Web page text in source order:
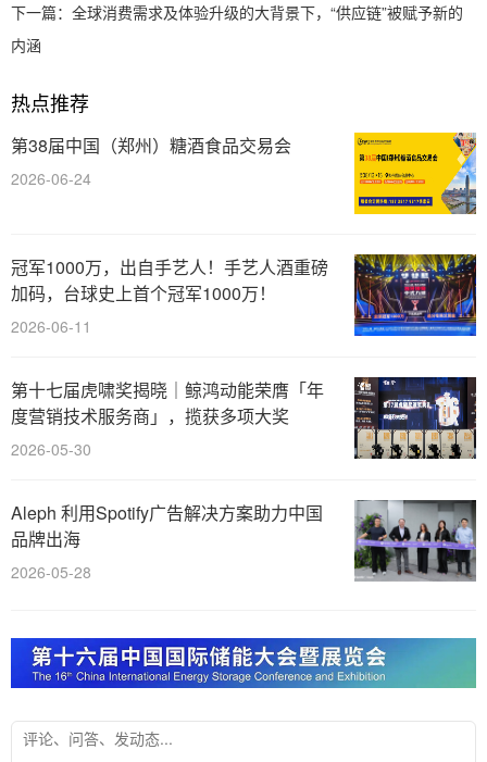
下一篇： 全球消费需求及体验升级的大背景下，“供应链”被赋予新的
内涵
热点推荐
第38届中国（郑州）糖酒食品交易会
2026-06-24
冠军1000万，出自手艺人！手艺人酒重磅
加码，台球史上首个冠军1000万！
2026-06-11
第十七届虎啸奖揭晓｜鲸鸿动能荣膺「年
度营销技术服务商」，揽获多项大奖
2026-05-30
Aleph 利用Spotify广告解决方案助力中国
品牌出海
2026-05-28